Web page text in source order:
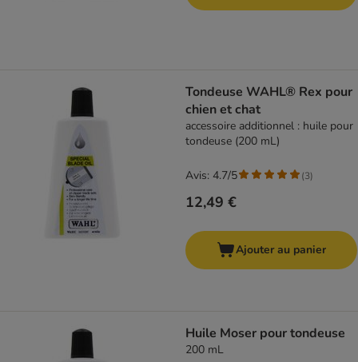
Tondeuse WAHL® Rex pour
chien et chat
accessoire additionnel : huile pour
tondeuse (200 mL)
12,49 €
Avis: 4.7/5 (3)
Ajouter au panier
Huile Moser pour tondeuse
200 mL